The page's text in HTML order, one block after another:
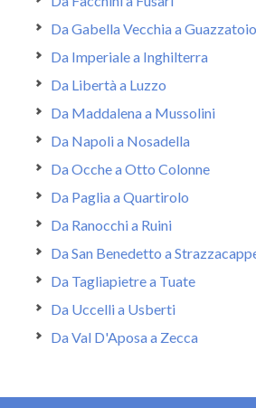
Da Gabella Vecchia a Guazzatoio
Da Imperiale a Inghilterra
Da Libertà a Luzzo
Da Maddalena a Mussolini
Da Napoli a Nosadella
Da Ocche a Otto Colonne
Da Paglia a Quartirolo
Da Ranocchi a Ruini
Da San Benedetto a
Da Tagliapietre a Tuate
Da Uccelli a Usberti
Da Val D'Aposa a Zecca